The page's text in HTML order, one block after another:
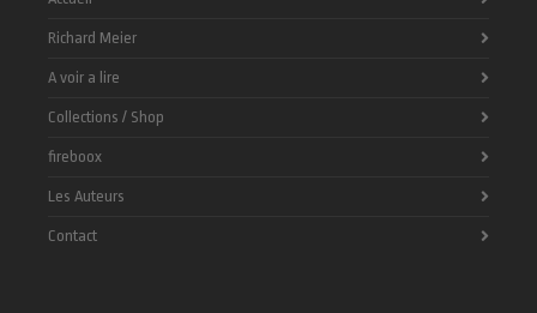
Richard Meier
A voir a lire
Collections / Shop
fireboox
Les Auteurs
Contact